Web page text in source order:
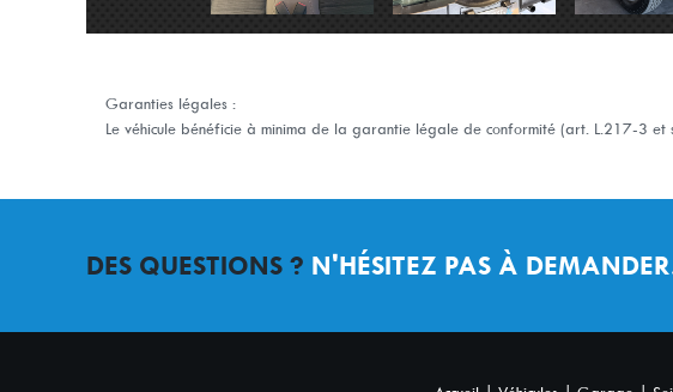
Garanties légales :
Le véhicule bénéficie à minima de la garantie légale de conformité (art. L.217-3
DES QUESTIONS ? N'HÉSITEZ PAS À